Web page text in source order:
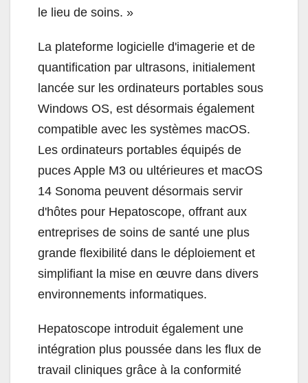
le lieu de soins. »
La plateforme logicielle d'imagerie et de
quantification par ultrasons, initialement
lancée sur les ordinateurs portables sous
Windows OS, est désormais également
compatible avec les systèmes macOS.
Les ordinateurs portables équipés de
puces Apple M3 ou ultérieures et macOS
14 Sonoma peuvent désormais servir
d'hôtes pour Hepatoscope, offrant aux
entreprises de soins de santé une plus
grande flexibilité dans le déploiement et
simplifiant la mise en œuvre dans divers
environnements informatiques.
Hepatoscope introduit également une
intégration plus poussée dans les flux de
travail cliniques grâce à la conformité